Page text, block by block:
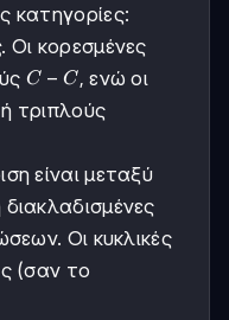
κατηγορίες:
. Οι κορεσμένες
C-
C
C − C, ενώ οι
τριπλούς
είναι μεταξύ
Οι κυκλικές
(σαν το